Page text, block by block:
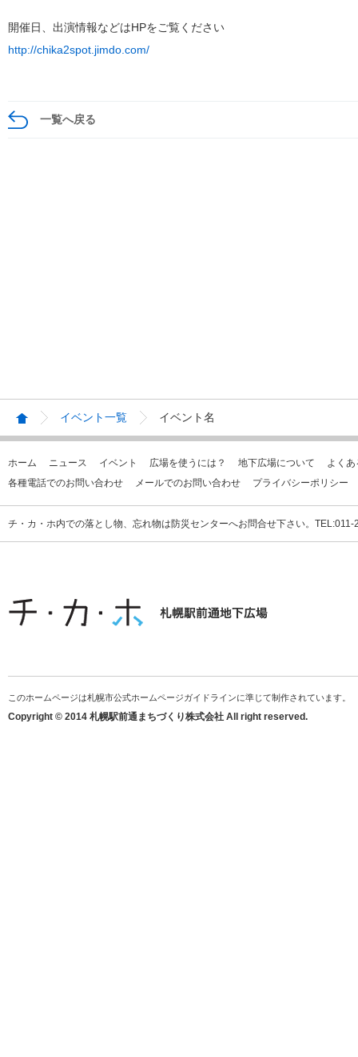
開催日、出演情報などはHPをご覧ください
http://chika2spot.jimdo.com/
一覧へ戻る
イベント一覧 イベント名
ホーム ニュース イベント 広場を使うには？ 地下広場について
よく
各種電話でのお問い合わせ
メールでのお問い合わせ プライバシーポリシー
チ・カ・ホ内での落とし物、忘れ物は防災センターへお問合せ下さい。
このホームページは札幌市公式ホームページガイドラインに準じて制作されています。
Copyright © 2014 札幌駅前通まちづくり株式会社 All right reserved.